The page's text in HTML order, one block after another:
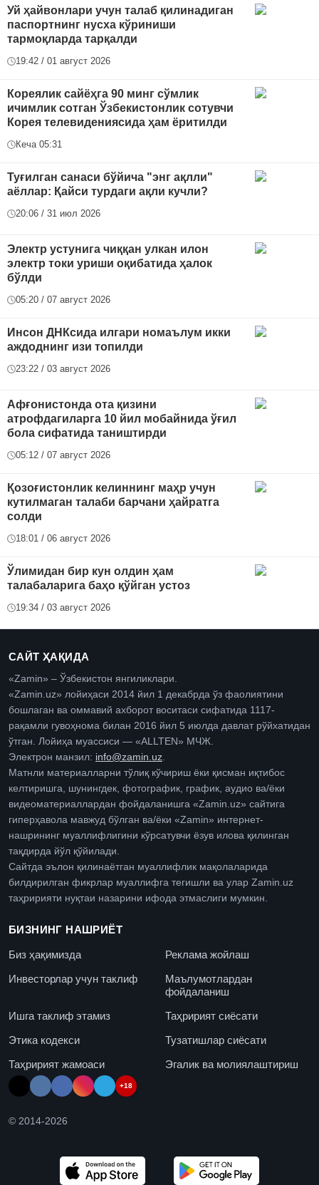
Уй ҳайвонлари учун талаб қилинадиган
паспортнинг нусха кўриниши
тармоқларда тарқалди
19:42 / 01 август 2026
Кореялик сайёҳга 90 минг сўмлик
ичимлик сотган Ўзбекистонлик сотувчи
Корея телевидениясида ҳам ёритилди
Кеча 05:31
Туғилган санаси бўйича "энг ақлли"
аёллар: Қайси турдаги ақли кучли?
20:06 / 31 июл 2026
Электр устунига чиққан улкан илон
электр токи уриши оқибатида ҳалок
бўлди
05:20 / 07 август 2026
Инсон ДНКсида илгари номаълум икки
аждоднинг изи топилди
23:22 / 03 август 2026
Афғонистонда ота қизини
атрофдагиларга 10 йил мобайнида ўғил
бола сифатида таништирди
05:12 / 07 август 2026
Қозоғистонлик келиннинг маҳр учун
кутилмаган талаби барчани ҳайратга
солди
18:01 / 06 август 2026
Ўлимидан бир кун олдин ҳам
талабаларига баҳо қўйган устоз
19:34 / 03 август 2026
САЙТ ҲАҚИДА
«Zamin» – Ўзбекистон янгиликлари.
«Zamin.uz» лойиҳаси 2014 йил 1 декабрда ўз фаолиятини
бошлаган ва оммавий ахборот воситаси сифатида 1117-
рақамли гувоҳнома билан 2016 йил 5 июлда давлат рўйхатидан
ўтган. Лойиҳа муассиси — «ALLTEN» МЧЖ.
Электрон манзил: info@zamin.uz.
Матнли материалларни тўлиқ кўчириш ёки қисман иқтибос
келтиришга, шунингдек, фотографик, график, аудио ва/ёки
видеоматериаллардан фойдаланишга «Zamin.uz» сайтига
гиперҳавола мавжуд бўлган ва/ёки «Zamin» интернет-
нашрининг муаллифлигини кўрсатувчи ёзув илова қилинган
тақдирда йўл қўйилади.
Сайтда эълон қилинаётган муаллифлик мақолаларида
билдирилган фикрлар муаллифга тегишли ва улар Zamin.uz
таҳририяти нуқтаи назарини ифода этмаслиги мумкин.
БИЗНИНГ НАШРИЁТ
Биз ҳақимизда
Реклама жойлаш
Инвесторлар учун таклиф
Маълумотлардан
фойдаланиш
Ишга таклиф этамиз
Таҳририят сиёсати
Этика кодекси
Тузатишлар сиёсати
Таҳририят жамоаси
Эгалик ва молиялаштириш
+18
© 2014-2026